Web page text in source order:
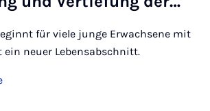
für viele junge Erwachsene mit
neuer Lebensabschnitt.